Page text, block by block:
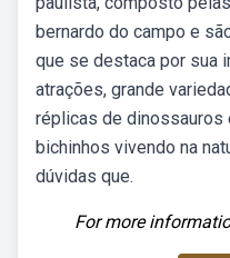
bernardo do campo e
que se destaca por sua
atrações, grande
réplicas de dinossauros
bichinhos vivendo na
dúvidas que.
For more